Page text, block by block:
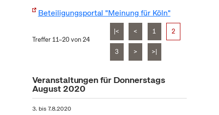
Beteiligungsportal "Meinung für Köln"
Treffer 11–20 von 24
|< < 1 2
3 > >|
Veranstaltungen für Donnerstags
August 2020
3. bis7.8.2020